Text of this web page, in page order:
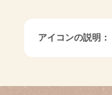
アイコンの説明：